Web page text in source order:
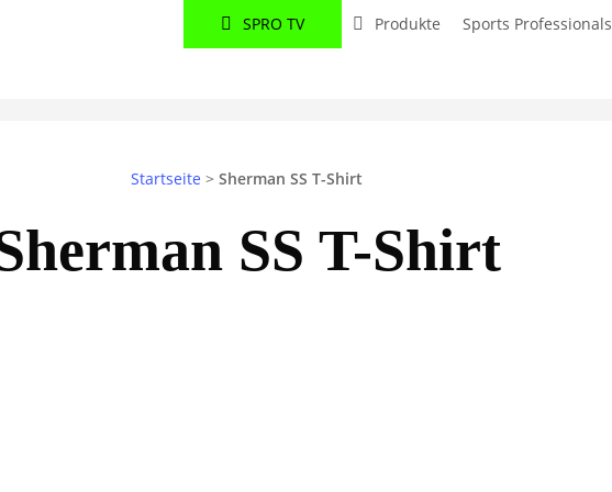
SPRO TV Produkte Sports Professionals
Startseite > Sherman SS T-Shirt
SS T-Shirt